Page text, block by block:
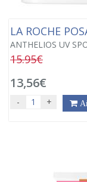
LA ROCHE
ANTHELIOS UV
15.95€
13,56€
- +